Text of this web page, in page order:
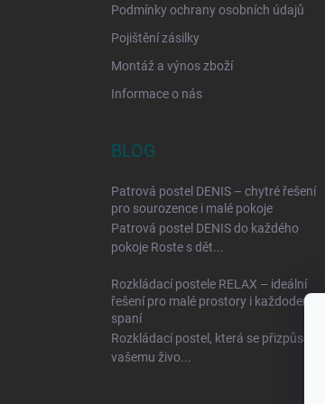
Podmínky ochrany osobních údajů
Pojištění zásilky
Montáž a výnos zboží
Informace o nás
BLOG
Patrová postel DENIS – chytré řešení
pro sourozence i malé pokoje
Patrová postel DENIS do každého
pokoje Roste s dět...
Rozkládací postele RELAX – ideální
řešení pro malé prostory i každodenní
spaní
Rozkládací postel, která se přizpůsobí
vašemu živo...